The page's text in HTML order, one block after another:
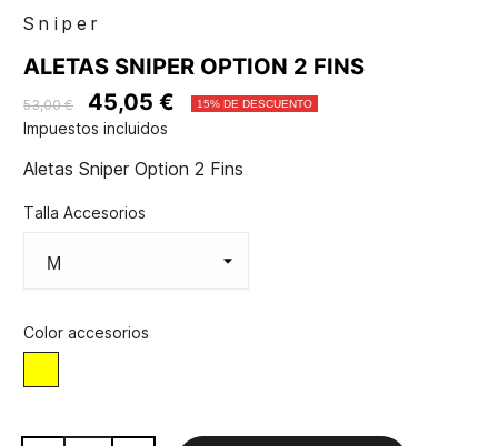
Sniper
ALETAS SNIPER OPTION 2 FINS
53,00 € 45,05 € 15% DE DESCUENTO
Impuestos incluidos
Aletas Sniper Option 2 Fins
Talla Accesorios
Color accesorios